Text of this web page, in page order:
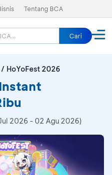
Tentang BCA
Cari
HoYoFest 2026
2026 - 02 Agu 2026)